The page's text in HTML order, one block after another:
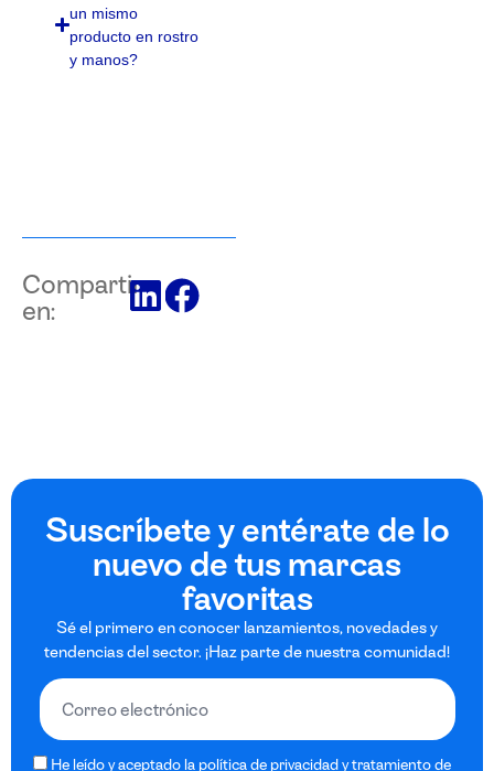
un mismo
producto en rostro
y manos?
Compartir
en:
Suscríbete y entérate de lo
nuevo de tus marcas
favoritas
Sé el primero en conocer lanzamientos, novedades y
tendencias del sector. ¡Haz parte de nuestra comunidad!
He leído y aceptado la política de privacidad y tratamiento de